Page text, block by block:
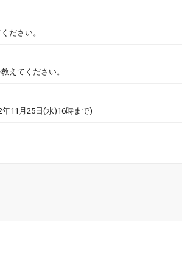
ださい。
えてください。
11月25日(水)16時まで)